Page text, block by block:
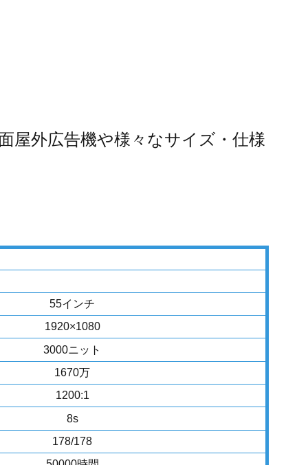
屋外広告機や様々なサイズ・仕様
55インチ
1920×1080
3000ニット
1670万
1200:1
8s
178/178